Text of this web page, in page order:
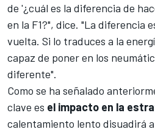
de '¿cuál es la diferencia de
en la F1?", dice. "La diferencia
vuelta. Si lo traduces a la
capaz de poner en los
diferente".
Como se ha señalado
clave es el impacto en la
calentamiento lento disuadirá